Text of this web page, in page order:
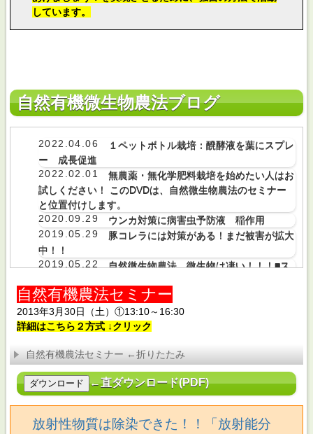
しています。
自然有機微生物農法ブログ
2022.04.06
１ペットボトル栽培：醗酵液を葉にスプレ
ー 成長促進
2022.02.01
無農薬・無化学肥料栽培を始めたい人はお
試しください！ このDVDは、自然微生物農法のセミナー
と位置付けします。
2020.09.29
ウンカ対策に病害虫予防液 稲作用
2019.05.29
豚コレラには対策がある！まだ被害が拡大
中！！
2019.05.22
自然微生物農法 微生物は凄い！！！■ス
2019.05.06
薬膳野菜の作り方 薬膳野菜用醗酵液を散
布するだけ！
2015.08.09
【無料】微生物（農業用放射能対策醗酵
2015.08.01
さつまいも 巨大なさつまいもです！
2015.05.06
機能性農産物の作り方教えます！
2014.11.08
食用菊：虫が１０分の１以下になっていま
自然有機農法セミナー
2013年3月30日（土）①13:10～16:30
詳細はこちら２方式 ↓クリック
自然有機農法セミナー ←折りたたみ
←直ダウンロード(PDF)
放射性物質は除染できた！！「放射能分